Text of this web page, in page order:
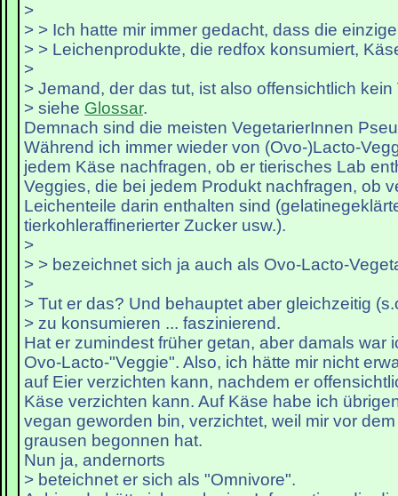
>
> > Ich hatte mir immer gedacht, dass die
> > Leichenprodukte, die redfox konsumiert,
>
> Jemand, der das tut, ist also offensichtlich kein
> siehe Glossar.
Demnach sind die meisten VegetarierInnen
Während ich immer wieder von (Ovo-)Lacto-
jedem Käse nachfragen, ob er tierisches Lab
Veggies, die bei jedem Produkt nachfragen, ob
Leichenteile darin enthalten sind
tierkohleraffinerierter Zucker usw.).
>
> > bezeichnet sich ja auch als Ovo-Lacto-
>
> Tut er das? Und behauptet aber gleichzeitig
> zu konsumieren ... faszinierend.
Hat er zumindest früher getan, aber damals war
Ovo-Lacto-"Veggie". Also, ich hätte mir nicht
auf Eier verzichten kann, nachdem er
Käse verzichten kann. Auf Käse habe ich
vegan geworden bin, verzichtet, weil mir vor
grausen begonnen hat.
Nun ja, andernorts
> beteichnet er sich als "Omnivore".